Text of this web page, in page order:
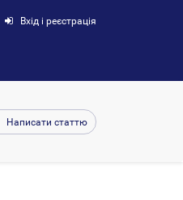
Вхід і реєстрація
Написати статтю